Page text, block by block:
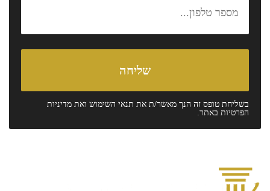
בשליחת טופס זה הנך מאשר/ת את תנאי השימוש ואת מדיניות
הפרטיות באתר.